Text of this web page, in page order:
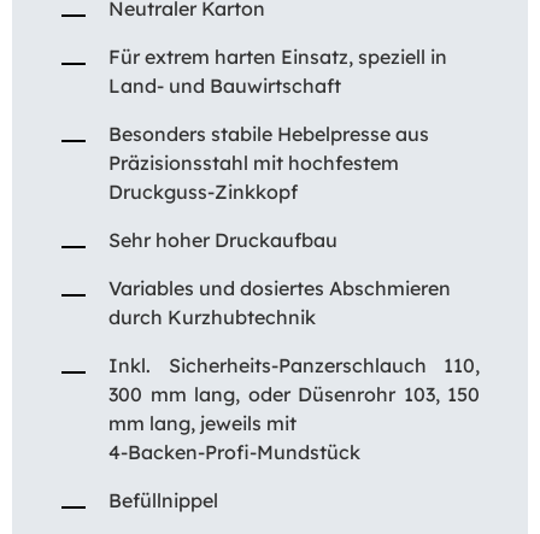
Neutraler Karton
Für extrem harten Einsatz, speziell in
Land- und Bauwirtschaft
Besonders stabile Hebelpresse aus
Präzisionsstahl mit hochfestem
Druckguss-Zinkkopf
Sehr hoher Druckaufbau
Variables und dosiertes Abschmieren
durch Kurzhubtechnik
Inkl. Sicherheits-Panzerschlauch 110,
300 mm lang, oder Düsenrohr 103, 150
mm lang, jeweils mit
4-Backen-Profi-Mundstück
Befüllnippel